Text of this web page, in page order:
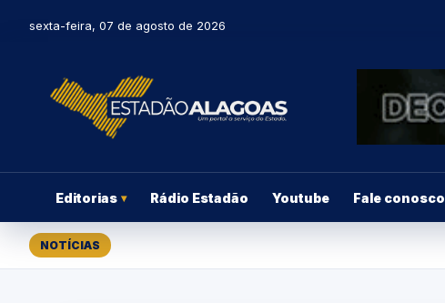
sexta-feira, 07 de agosto de 2026
Editorias ▾ Rádio Estadão Youtube Fale conosco
NOTÍCIAS